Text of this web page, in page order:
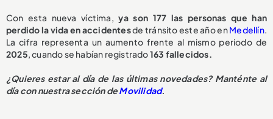
Con esta nueva víctima,ya son 177 las personas que han
perdido la vida en accidentesde tránsito este año enMedellín.
La cifra representa un aumento frente al mismo periodo de
2025, cuando se habían registrado163 fallecidos.
¿Quieres estar al día de las últimas novedades? Manténte al
día con nuestra sección deMovilidad.